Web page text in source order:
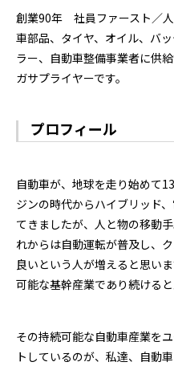
創業90年 社員ファースト／
車部品、タイヤ、オイル、バ
ラー、自動車整備事業者に供
ガサプライヤーです。
プロフィール
自動車が、地球を走り始めて
ジンの時代からハイブリッド
てきましたが、人と物の移動
れからは自動運転が普及し、
良いという人が増えると思い
可能な基幹産業であり続けると
その持続可能な自動車産業を
トしているのが、私達、自動